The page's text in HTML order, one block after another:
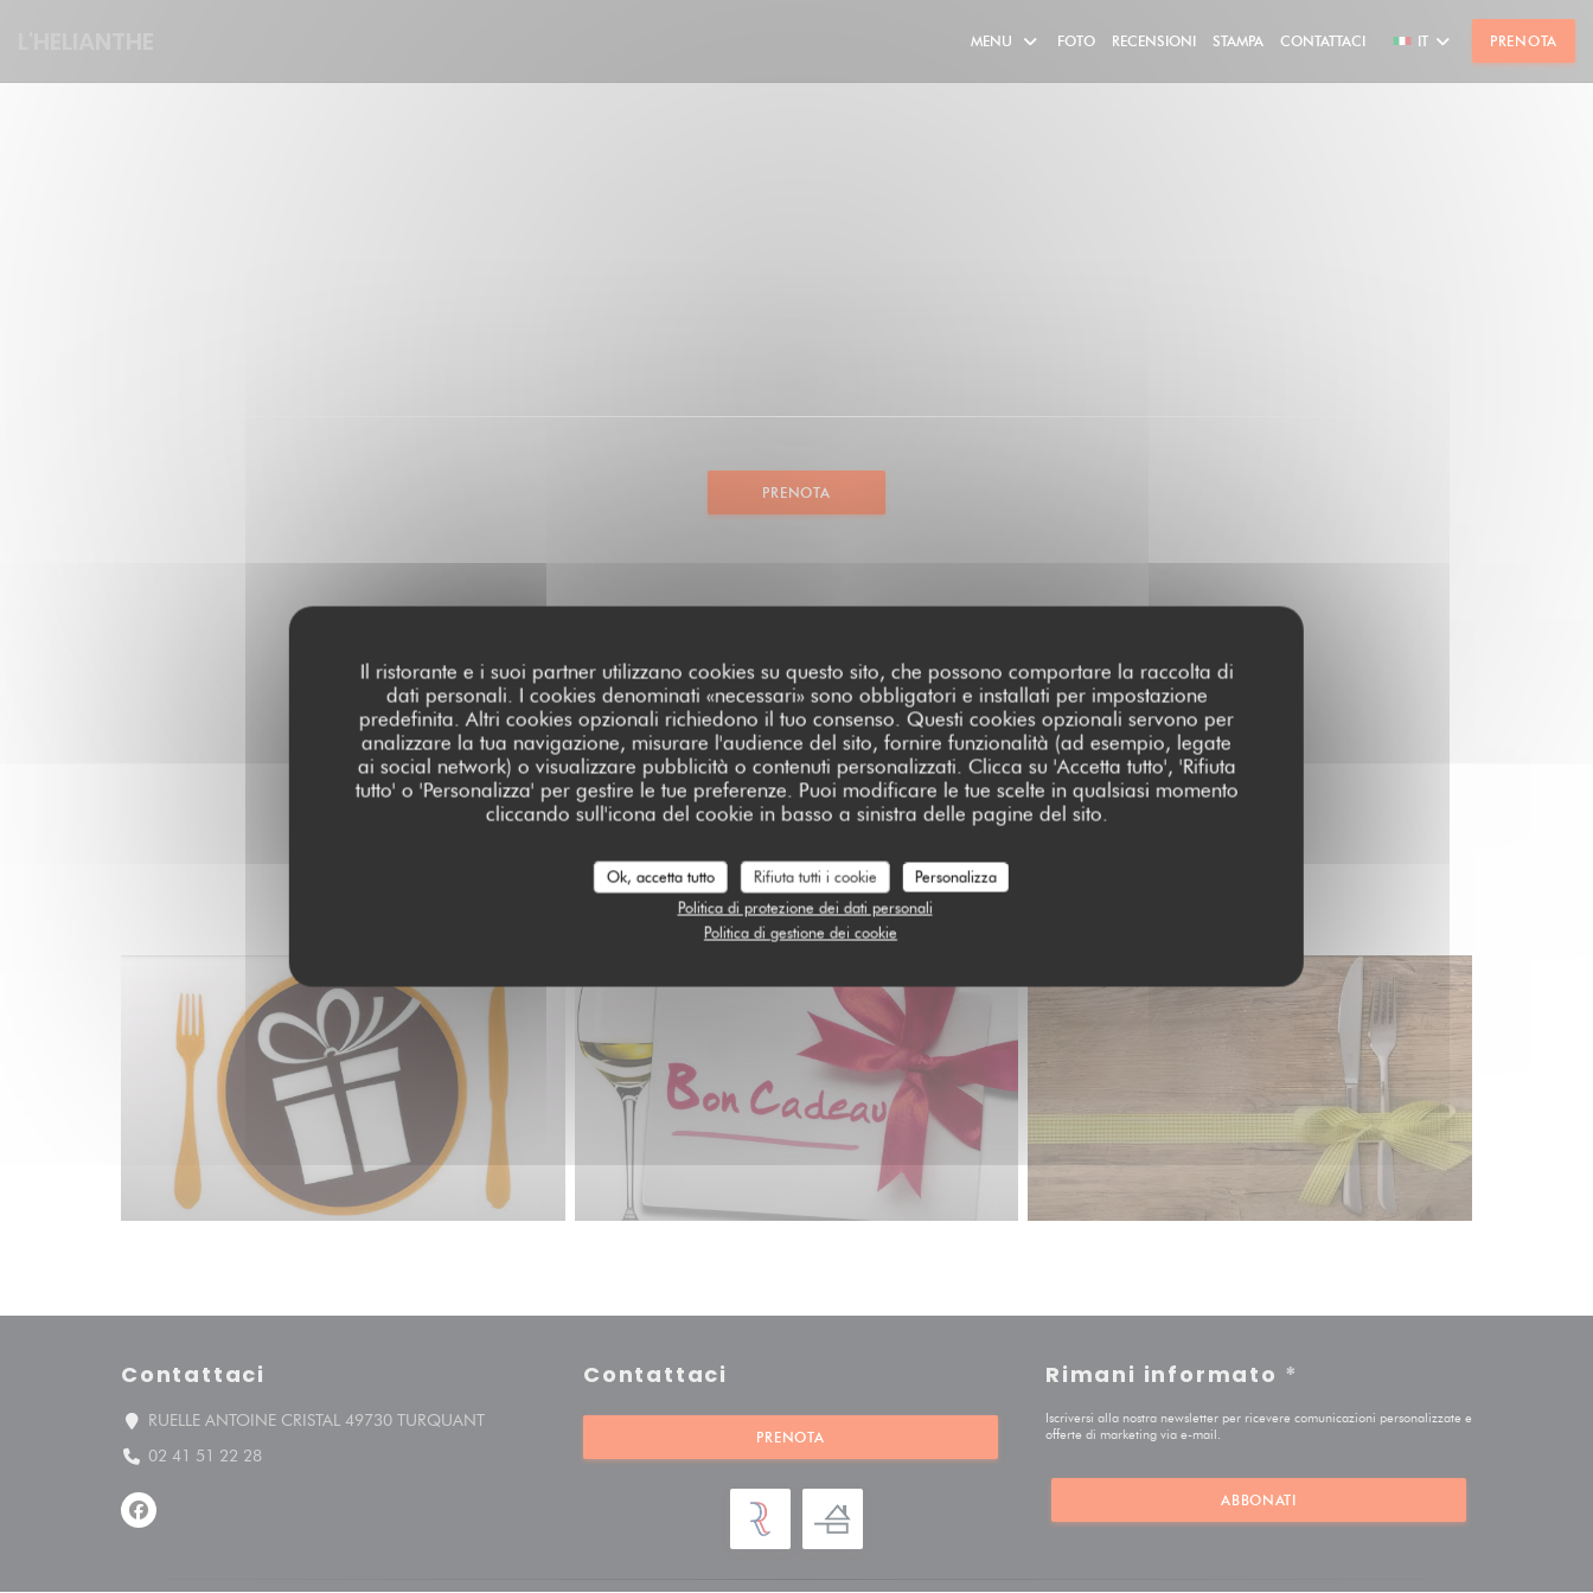
Il ristorante e i suoi partner utilizzano cookies su questo sito, che possono comportare la raccolta di
dati personali. I cookies denominati «necessari» sono obbligatori e installati per impostazione
predefinita. Altri cookies opzionali richiedono il tuo consenso. Questi cookies opzionali servono per
analizzare la tua navigazione, misurare l'audience del sito, fornire funzionalità (ad esempio, legate
ai social network) o visualizzare pubblicità o contenuti personalizzati. Clicca su 'Accetta tutto', 'Rifiuta
tutto' o 'Personalizza' per gestire le tue preferenze. Puoi modificare le tue scelte in qualsiasi momento
cliccando sull'icona del cookie in basso a sinistra delle pagine del sito.
Ok, accetta tutto Rifiuta tutti i cookie
Personalizza
Politica di protezione dei dati personali
Politica di gestione dei cookie
MENU FOTO RECENSIONI STAMPA CONTATTACI IT PRENOTA
PRENOTA
Contattaci
RUELLE ANTOINE CRISTAL 49730 TURQUANT((apre una nuova finestra))
02 41 51 22 28
Facebook ((apre una nuova finestra))
Contattaci
PRENOTA
Rimani informato *
Iscriversi alla nostra newsletter per ricevere comunicazioni personalizzate e
offerte di marketing via e-mail.
ABBONATI